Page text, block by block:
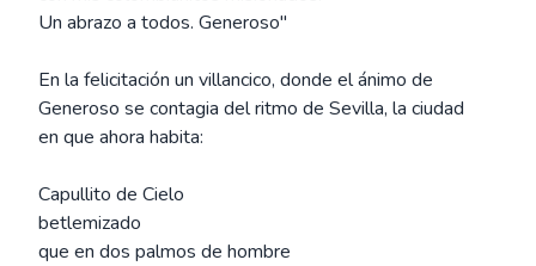
Un abrazo a todos. Generoso"
En la felicitación un villancico, donde el ánimo de
Generoso se contagia del ritmo de Sevilla, la ciudad
en que ahora habita:
Capullito de Cielo
betlemizado
que en dos palmos de hombre